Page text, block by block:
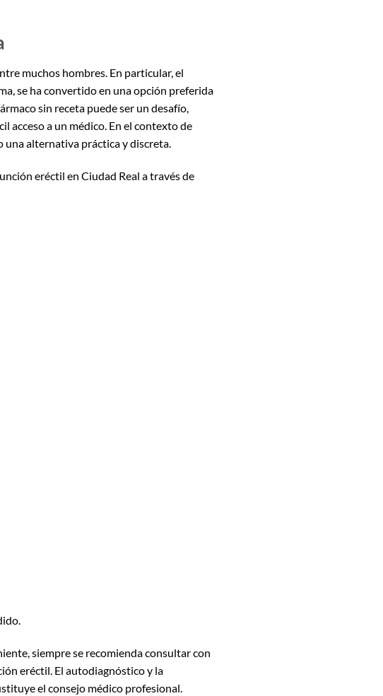
muchos hombres. En particular, el
se ha convertido en una opción preferida
sin receta puede ser un desafío,
acceso a un médico. En el contexto de
una alternativa práctica y discreta.
eréctil en Ciudad Real a través de
siempre se recomienda consultar con
eréctil. El autodiagnóstico y la
el consejo médico profesional.